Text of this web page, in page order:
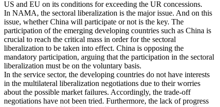
US and EU on its conditions for exceeding the UR concessions.
In NAMA, the sectoral liberalization is the major issue. And on this
issue, whether China will participate or not is the key. The
participation of the emerging developing countries such as China is
crucial to reach the critical mass in order for the sectoral
liberalization to be taken into effect. China is opposing the
mandatory participation, arguing that the participation in the sectoral
liberalization must be on the voluntary basis.
In the service sector, the developing countries do not have interests
in the multilateral liberalization negotiations due to their worries
about the possible market failures. Accordingly, the trade-off
negotiations have not been tried. Furthermore, the lack of progress